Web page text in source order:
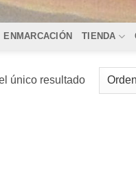
ENMARCACIÓN TIENDA
único resultado